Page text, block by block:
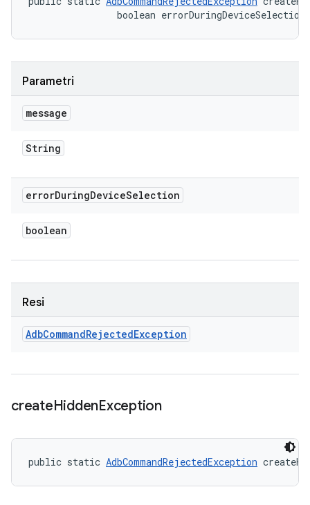
boolean
Parametri
message
String
errorDuringDeviceSelection
boolean
Resi
AdbCommandRejectedException
createHiddenException
public static AdbCommandRejectedException